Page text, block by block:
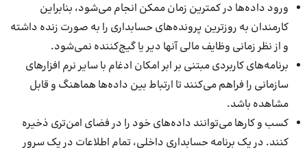
ورود داده‌ها در کمترین زمان ممکن انجام می‌شود، بنابراین
کارمندان به روزترین پرونده‌های حسابداری را به صورت زنده داشته
و از نظر زمانی وظایف مالی آنها دیر یا گیج‌کننده نمی‌شود.
برنامه‌های کاربردی مبتنی بر ابر امکان ادغام با سایر نرم افزارهای
سازمانی را فراهم می‌کنند تا ارتباط بین داده‌ها هماهنگ و قابل
مشاهده باشد.
کسب و کارها می‌توانند داده‌های خود را در فضای امن‌تری ذخیره
کنند. در یک برنامه حسابداری داخلی، تمام اطلاعات در یک سرور